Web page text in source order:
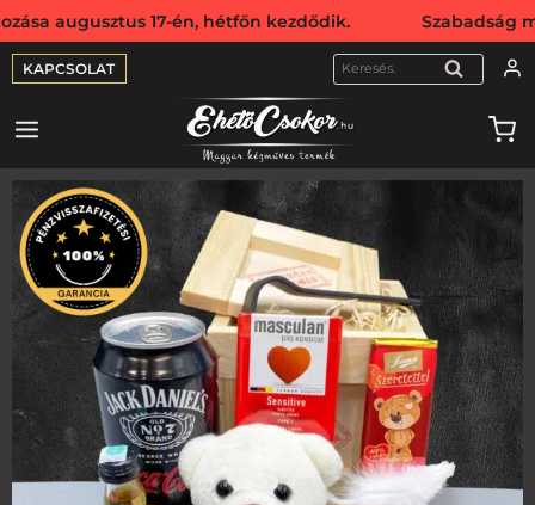
én, hétfőn kezdődik. Szabadság miatt
KAPCSOLAT KERESÉS